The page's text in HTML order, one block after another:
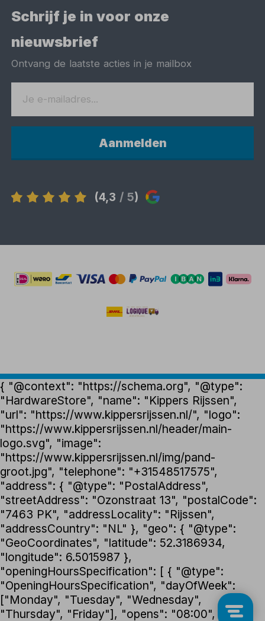
Schrijf je in voor onze
nieuwsbrief
Ontvang de laatste acties in je mailbox
Aanmelden
(4,3 / 5)
{ "@context": "https://schema.org", "@type":
"HardwareStore", "name": "Kippers Rijssen",
"url": "https://www.kippersrijssen.nl/", "logo":
"https://www.kippersrijssen.nl/header/main-
logo.svg", "image":
"https://www.kippersrijssen.nl/img/pand-
groot.jpg", "telephone": "+31548517575",
"address": { "@type": "PostalAddress",
"streetAddress": "Ozonstraat 13", "postalCode":
"7463 PK", "addressLocality": "Rijssen",
"addressCountry": "NL" }, "geo": { "@type":
"GeoCoordinates", "latitude": 52.3186934,
"longitude": 6.5015987 },
"openingHoursSpecification": [ { "@type":
"OpeningHoursSpecification", "dayOfWeek":
["Monday", "Tuesday", "Wednesday",
"Thursday", "Friday"], "opens": "08:00",